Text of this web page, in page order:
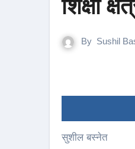
शिक्षा
By Sushil
सुशील बस्नेत